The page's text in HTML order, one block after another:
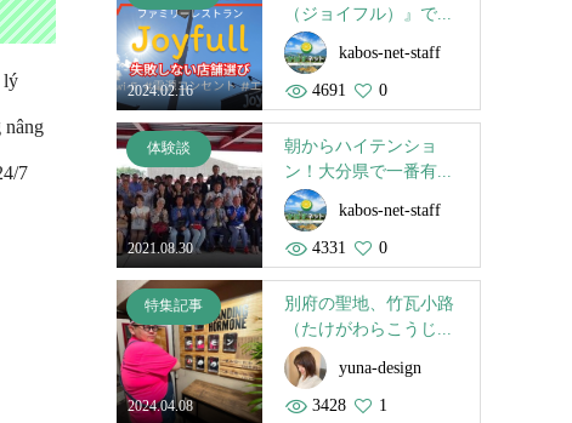
lý
nâng
7
2024.02.16
（ジョイフル）』で...
kabos-net-staff
4691 0
2021.08.30
体験談
朝からハイテンショ
ン！大分県で一番有...
kabos-net-staff
4331 0
2024.04.08
特集記事
別府の聖地、竹瓦小路
（たけがわらこうじ...
yuna-design
3428 1